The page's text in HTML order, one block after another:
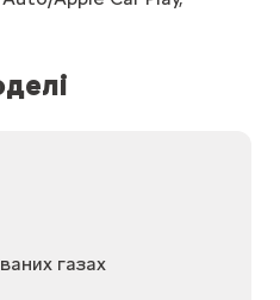
газах